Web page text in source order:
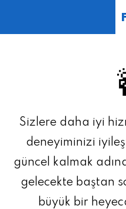
Sizlere daha iyi
deneyiminizi
güncel kalmak
gelecekte baştan
büyük bir